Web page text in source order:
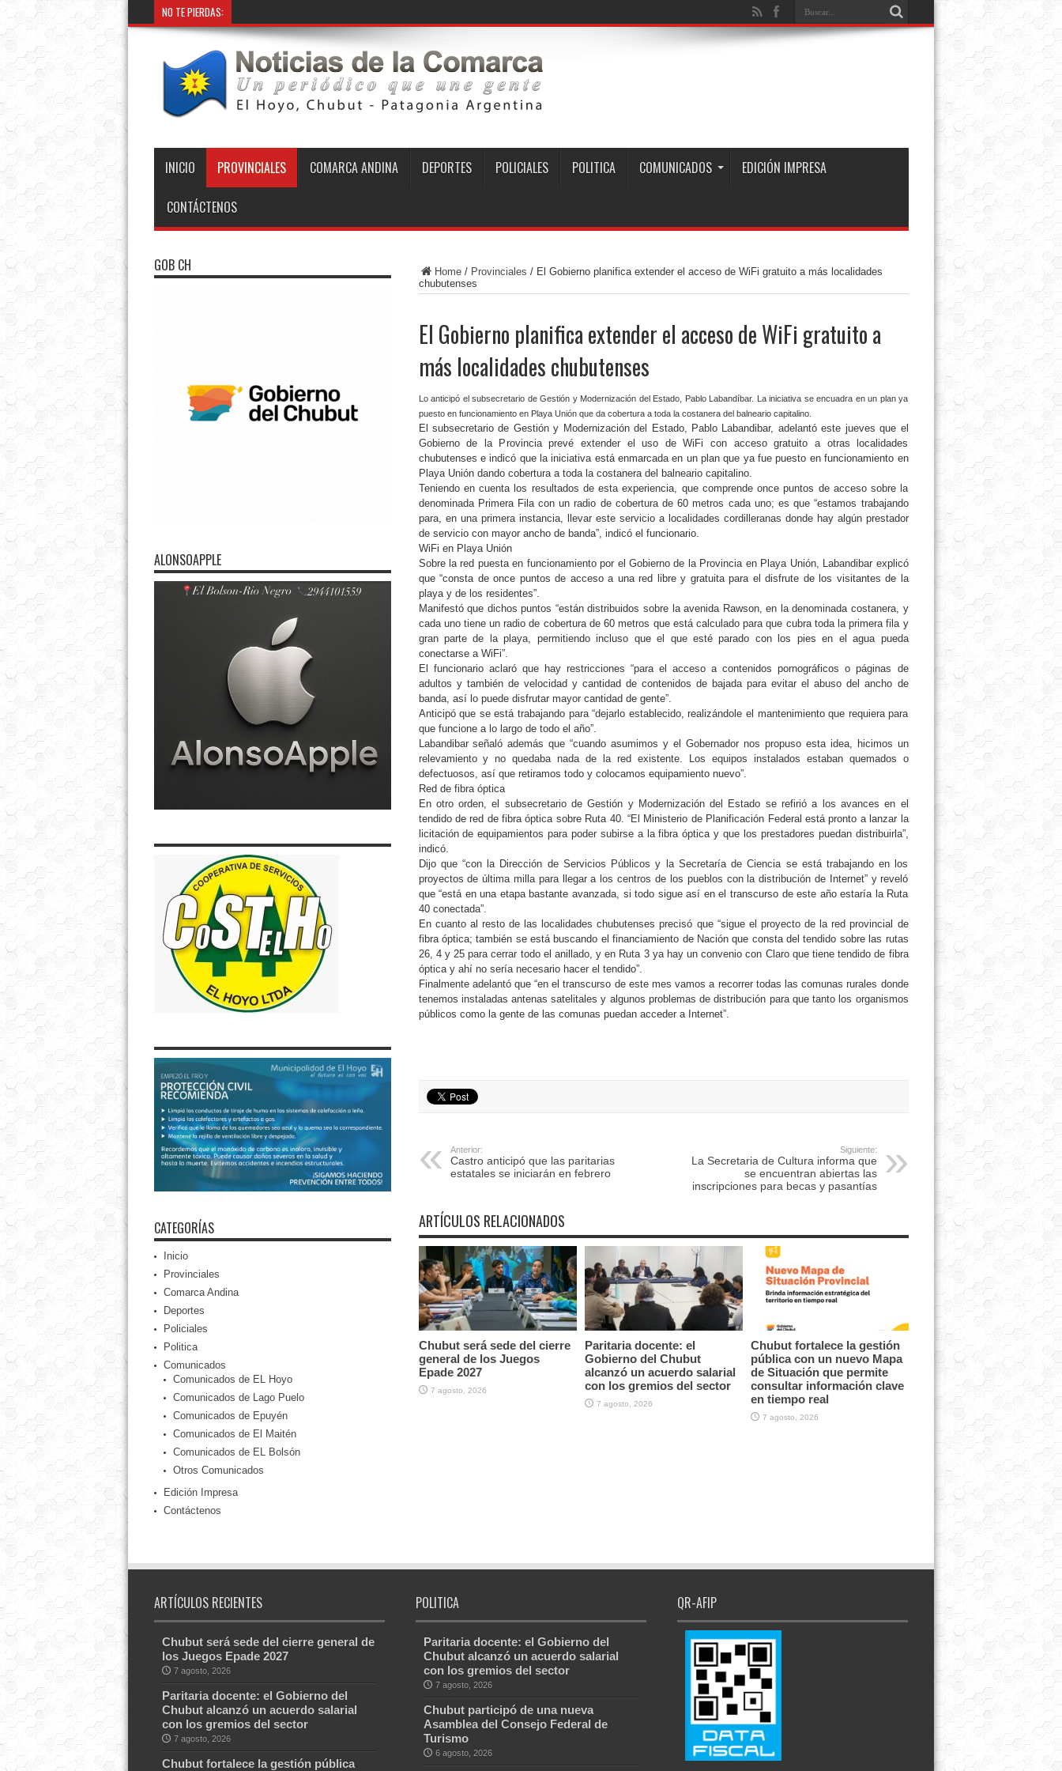
NO TE PIERDAS:
INICIO PROVINCIALES COMARCA ANDINA DEPORTES POLICIALES POLITICA COMUNICADOS EDICIÓN IMPRESA
CONTÁCTENOS
Home/ Provinciales / El Gobierno planifica extender el acceso de WiFi gratuito a más localidades
chubutenses
El Gobierno planifica extender el acceso de WiFi gratuito a
más localidades chubutenses
Lo anticipó el subsecretario de Gestión y Modernización del Estado, Pablo Labandíbar. La iniciativa se encuadra en un plan ya
puesto en funcionamiento en Playa Unión que da cobertura a toda la costanera del balneario capitalino.
El subsecretario de Gestión y Modernización del Estado, Pablo Labandibar, adelantó este jueves que el
Gobierno de la Provincia prevé extender el uso de WiFi con acceso gratuito a otras localidades
chubutenses e indicó que la iniciativa está enmarcada en un plan que ya fue puesto en funcionamiento en
Playa Unión dando cobertura a toda la costanera del balneario capitalino.
Teniendo en cuenta los resultados de esta experiencia, que comprende once puntos de acceso sobre la
denominada Primera Fila con un radio de cobertura de 60 metros cada uno; es que “estamos trabajando
para, en una primera instancia, llevar este servicio a localidades cordilleranas donde hay algún prestador
de servicio con mayor ancho de banda”, indicó el funcionario.
WiFi en Playa Unión
Sobre la red puesta en funcionamiento por el Gobierno de la Provincia en Playa Unión, Labandibar explicó
que “consta de once puntos de acceso a una red libre y gratuita para el disfrute de los visitantes de la
playa y de los residentes”.
Manifestó que dichos puntos “están distribuidos sobre la avenida Rawson, en la denominada costanera, y
cada uno tiene un radio de cobertura de 60 metros que está calculado para que cubra toda la primera fila y
gran parte de la playa, permitiendo incluso que el que esté parado con los pies en el agua pueda
conectarse a WiFi”.
El funcionario aclaró que hay restricciones “para el acceso a contenidos pornográficos o páginas de
adultos y también de velocidad y cantidad de contenidos de bajada para evitar el abuso del ancho de
banda, así lo puede disfrutar mayor cantidad de gente”.
Anticipó que se está trabajando para “dejarlo establecido, realizándole el mantenimiento que requiera para
que funcione a lo largo de todo el año”.
Labandibar señaló además que “cuando asumimos y el Gobernador nos propuso esta idea, hicimos un
relevamiento y no quedaba nada de la red existente. Los equipos instalados estaban quemados o
defectuosos, así que retiramos todo y colocamos equipamiento nuevo”.
Red de fibra óptica
En otro orden, el subsecretario de Gestión y Modernización del Estado se refirió a los avances en el
tendido de red de fibra óptica sobre Ruta 40. “El Ministerio de Planificación Federal está pronto a lanzar la
licitación de equipamientos para poder subirse a la fibra óptica y que los prestadores puedan distribuirla”,
indicó.
Dijo que “con la Dirección de Servicios Públicos y la Secretaría de Ciencia se está trabajando en los
proyectos de última milla para llegar a los centros de los pueblos con la distribución de Internet” y reveló
que “está en una etapa bastante avanzada, si todo sigue así en el transcurso de este año estaría la Ruta
40 conectada”.
En cuanto al resto de las localidades chubutenses precisó que “sigue el proyecto de la red provincial de
fibra óptica; también se está buscando el financiamiento de Nación que consta del tendido sobre las rutas
26, 4 y 25 para cerrar todo el anillado, y en Ruta 3 ya hay un convenio con Claro que tiene tendido de fibra
óptica y ahí no sería necesario hacer el tendido”.
Finalmente adelantó que “en el transcurso de este mes vamos a recorrer todas las comunas rurales donde
tenemos instaladas antenas satelitales y algunos problemas de distribución para que tanto los organismos
públicos como la gente de las comunas puedan acceder a Internet”.
Anterior:
Castro anticipó que las paritarias
estatales se iniciarán en febrero
Siguiente:
La Secretaria de Cultura informa que
se encuentran abiertas las
inscripciones para becas y pasantías
ARTÍCULOS RELACIONADOS
Chubut será sede del cierre
general de los Juegos
Epade 2027
7 agosto, 2026
Paritaria docente: el
Gobierno del Chubut
alcanzó un acuerdo salarial
con los gremios del sector
7 agosto, 2026
Chubut fortalece la gestión
pública con un nuevo Mapa
de Situación que permite
consultar información clave
en tiempo real
7 agosto, 2026
GOB CH
ALONSOAPPLE
CATEGORÍAS
Inicio
Provinciales
Comarca Andina
Deportes
Policiales
Politica
Comunicados
Comunicados de EL Hoyo
Comunicados de Lago Puelo
Comunicados de Epuyén
Comunicados de El Maitén
Comunicados de EL Bolsón
Otros Comunicados
Edición Impresa
Contáctenos
ARTÍCULOS RECIENTES
Chubut será sede del cierre general de
los Juegos Epade 2027
7 agosto, 2026
Paritaria docente: el Gobierno del
Chubut alcanzó un acuerdo salarial
con los gremios del sector
7 agosto, 2026
Chubut fortalece la gestión pública
POLITICA
Paritaria docente: el Gobierno del
Chubut alcanzó un acuerdo salarial
con los gremios del sector
7 agosto, 2026
Chubut participó de una nueva
Asamblea del Consejo Federal de
Turismo
6 agosto, 2026
QR-AFIP